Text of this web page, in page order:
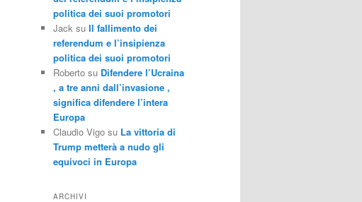
politica dei suoi promotori
Jack su Il fallimento dei
referendum e l’insipienza
politica dei suoi promotori
Roberto su Difendere l’Ucraina
, a tre anni dall’invasione ,
significa difendere l’intera
Europa
Claudio Vigo su La vittoria di
Trump metterà a nudo gli
equivoci in Europa
ARCHIVI